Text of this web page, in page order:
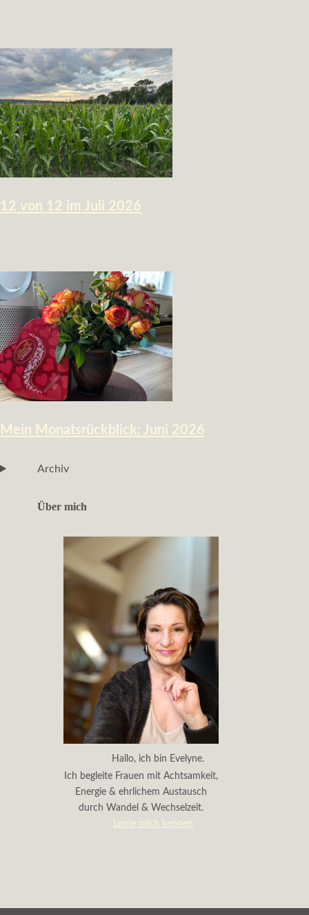
12 von 12 im Juli 2026
Mein Monatsrückblick: Juni 2026
Archiv
Über mich
Hallo, ich bin Evelyne.
Ich begleite Frauen mit Achtsamkeit,
Energie & ehrlichem Austausch
durch Wandel & Wechselzeit.
Lerne mich kennen